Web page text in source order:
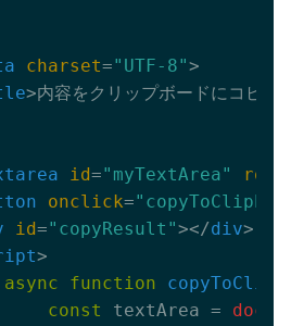
charset="UTF-8">
>内容をクリップボードにコピー
id="myTextArea" rows
onclick=
id="copyResult"></div>
>
async
function
const
textArea =